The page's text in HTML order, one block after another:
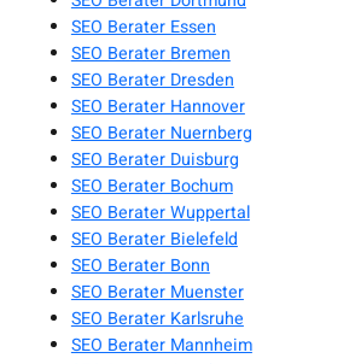
SEO Berater Essen
SEO Berater Bremen
SEO Berater Dresden
SEO Berater Hannover
SEO Berater Nuernberg
SEO Berater Duisburg
SEO Berater Bochum
SEO Berater Wuppertal
SEO Berater Bielefeld
SEO Berater Bonn
SEO Berater Muenster
SEO Berater Karlsruhe
SEO Berater Mannheim